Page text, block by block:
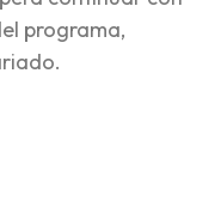
programa,